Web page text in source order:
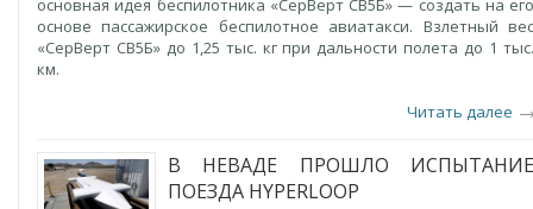
основная идея беспилотника «СерВерт СВ5Б» — создать на его
основе пассажирское беспилотное авиатакси. Взлетный вес
«СерВерт СВ5Б» до 1,25 тыс. кг при дальности полета до 1 тыс.
км.
Читать далее
В НЕВАДЕ ПРОШЛО ИСПЫТАНИЕ
ПОЕЗДА HYPERLOOP